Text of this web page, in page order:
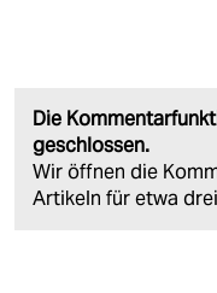
Die
geschlossen.
Wir öffnen die
Artikeln für etwa